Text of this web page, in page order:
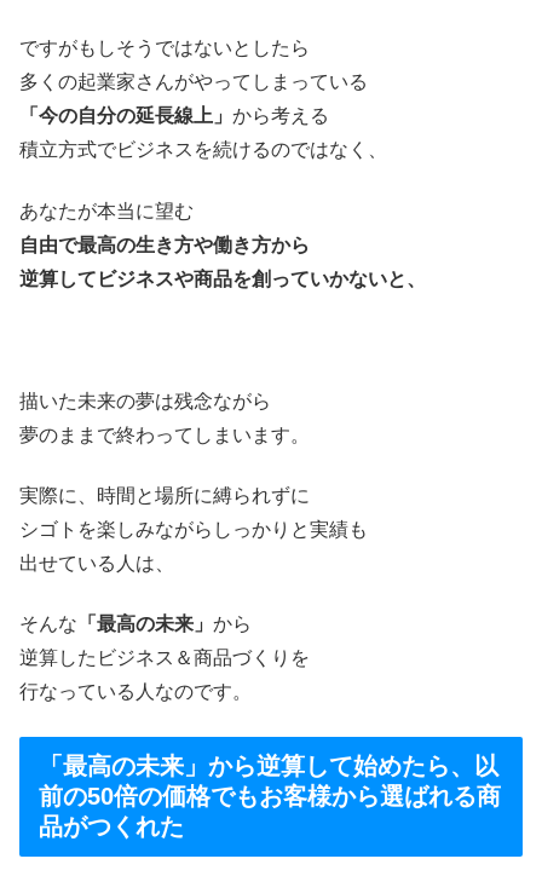
ですがもしそうではないとしたら
多くの起業家さんがやってしまっている
「今の自分の延長線上」 から考える
積立方式でビジネスを続けるのではなく、
あなたが本当に望む
自由で最高の生き方や働き方から
逆算してビジネスや商品を創っていかないと、
描いた未来の夢は残念ながら
夢のままで終わってしまいます。
実際に、時間と場所に縛られずに
シゴトを楽しみながらしっかりと実績も
出せている人は、
そんな 「最高の未来」 から
逆算したビジネス＆商品づくりを
行なっている人なのです。
「最高の未来」から逆算して始めたら、以
前の50倍の価格でもお客様から選ばれる商
品がつくれた